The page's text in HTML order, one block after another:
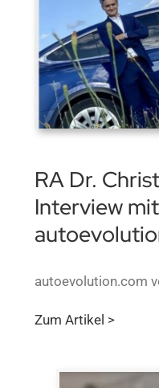
RA Dr.
Interview mit
autoevolution.com
Zum Artikel >